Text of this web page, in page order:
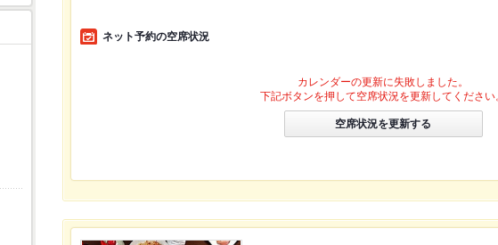
ネット予約の空席状況
カレンダーの更新に失敗しました。
下記ボタンを押して空席状況を更新してください
空席状況を更新する